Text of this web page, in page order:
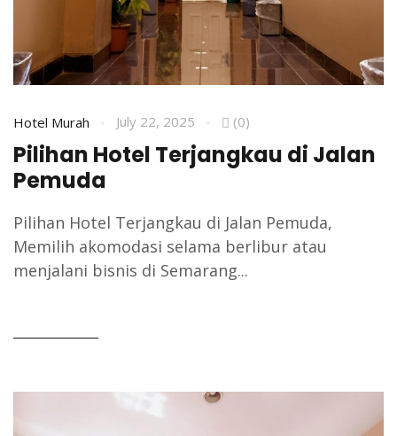
Hotel Murah July 22, 2025 (0)
Pilihan Hotel Terjangkau di Jalan
Pemuda
Pilihan Hotel Terjangkau di Jalan Pemuda,
Memilih akomodasi selama berlibur atau
menjalani bisnis di Semarang...